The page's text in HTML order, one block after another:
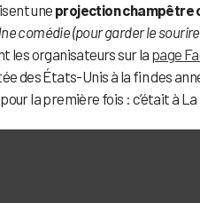
une projection champêtre
comédie (pour garder le
les organisateurs sur la page
des États-Unis à la fin des
la première fois : c’était à La